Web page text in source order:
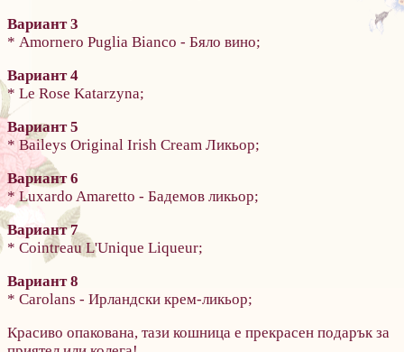
Вариант 3
* Amornero Puglia Bianco - Бяло вино;
Вариант 4
* Le Rose Katarzyna;
Вариант 5
* Baileys Original Irish Cream Ликьор;
Вариант 6
* Luxardo Amaretto - Бадемов ликьор;
Вариант 7
* Cointreau L'Unique Liqueur;
Вариант 8
* Carolans - Ирландски крем-ликьор;
Красиво опакована, тази кошница е прекрасен подарък за